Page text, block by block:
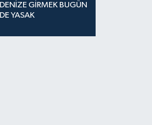
DENİZE GİRMEK BUGÜN
DE YASAK